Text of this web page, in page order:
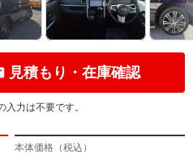
見積もり・在庫確認
力は不要です。
本体価格（税込）